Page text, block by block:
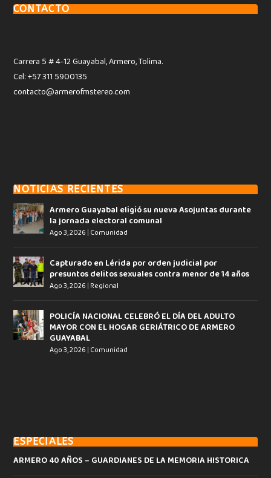
CONTACTO
Carrera 5 # 4-12 Guayabal, Armero, Tolima.
Cel: +57 311 5900135
contacto@armerofmstereo.com
NOTICIAS RECIENTES
Armero Guayabal eligió su nueva Asojuntas durante
la jornada electoral comunal
Ago 3, 2026 | Comunidad
Capturado en Lérida por orden judicial por
presuntos delitos sexuales contra menor de 14 años
Ago 3, 2026 | Regional
POLICÍA NACIONAL CELEBRÓ EL DÍA DEL ADULTO
MAYOR CON EL HOGAR GERIÁTRICO DE ARMERO
GUAYABAL
Ago 3, 2026 | Comunidad
ESPECIALES
ARMERO 40 AÑOS – GUARDIANES DE LA MEMORIA HISTORICA